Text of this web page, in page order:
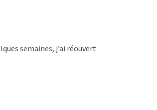
semaines, j’ai réouvert